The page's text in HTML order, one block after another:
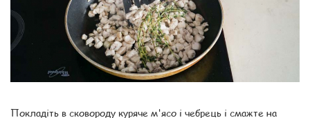
Покладіть в сковороду куряче м'ясо і чебрець і смажте на